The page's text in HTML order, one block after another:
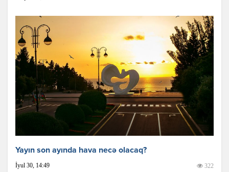
Yayın son ayında hava necə olacaq?
İyul 30, 14:49 322